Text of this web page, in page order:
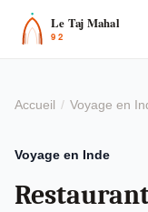
Accueil Voyage en
Voyage en Inde